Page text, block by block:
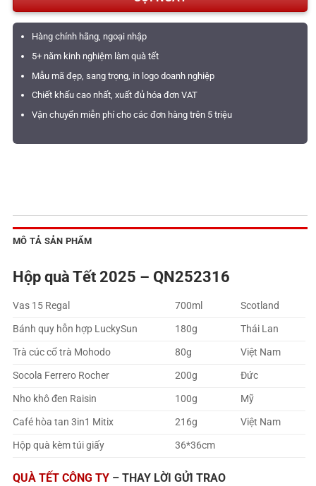
Hàng chính hãng, ngoại nhập
5+ năm kinh nghiệm làm quà tết
Mẫu mã đẹp, sang trọng, in logo doanh nghiệp
Chiết khấu cao nhất, xuất đủ hóa đơn VAT
Vận chuyển miễn phí cho các đơn hàng trên 5 triệu
MÔ TẢ SẢN PHẨM
Hộp quà Tết 2025 – QN252316
Vas 15 Regal 700ml
Scotland
Bánh quy hỗn hợp LuckySun
180g
Thái Lan
Trà cúc cổ trà Mohodo
80g
Việt Nam
Socola Ferrero Rocher
200g
Đức
Nho khô đen Raisin
100g
Mỹ
Café hòa tan 3in1 Mitix
216g
Việt Nam
Hộp quà kèm túi giấy
36*36cm
QUÀ TẾT CÔNG TY – THAY LỜI GỬI TRAO